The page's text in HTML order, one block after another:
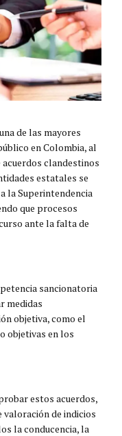
de las mayores
en Colombia, al
clandestinos
estatales se
la Superintendencia
que procesos
ante la falta de
sancionatoria
medidas
objetiva, como el
objetivas en los
estos acuerdos,
valoración de indicios
la conducencia, la